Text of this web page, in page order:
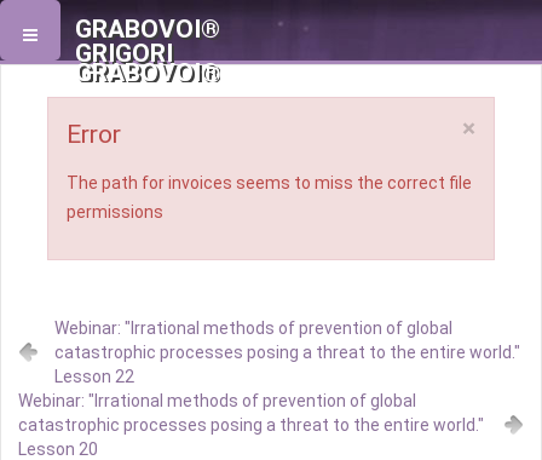
GRABOVOI®
GRIGORI
GRABOVOI®
×
Error
The path for invoices seems to miss the correct file
permissions
Webinar: "Irrational methods of prevention of global
catastrophic processes posing a threat to the entire world."
Lesson 22
Webinar: "Irrational methods of prevention of global
catastrophic processes posing a threat to the entire world."
Lesson 20